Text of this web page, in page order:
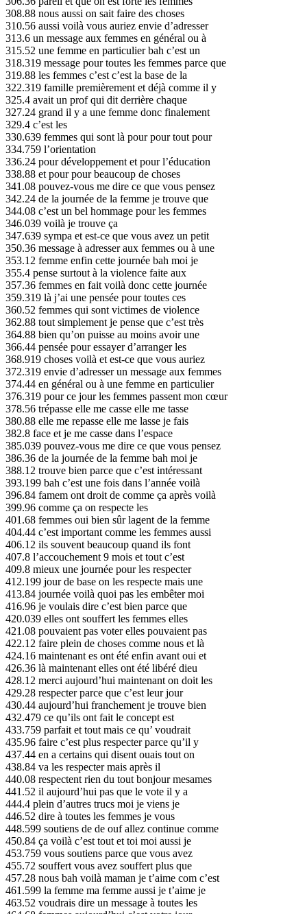
308.88 nous aussi on sait faire des choses
310.56 aussi voilà vous auriez envie d’adresser
313.6 un message aux femmes en général ou à
315.52 une femme en particulier bah c’est un
318.319 message pour toutes les femmes parce que
319.88 les femmes c’est c’est la base de la
322.319 famille premièrement et déjà comme il y
325.4 avait un prof qui dit derrière chaque
327.24 grand il y a une femme donc finalement
329.4 c’est les
330.639 femmes qui sont là pour pour tout pour
334.759 l’orientation
336.24 pour développement et pour l’éducation
338.88 et pour pour beaucoup de choses
341.08 pouvez-vous me dire ce que vous pensez
342.24 de la journée de la femme je trouve que
344.08 c’est un bel hommage pour les femmes
346.039 voilà je trouve ça
347.639 sympa et est-ce que vous avez un petit
350.36 message à adresser aux femmes ou à une
353.12 femme enfin cette journée bah moi je
355.4 pense surtout à la violence faite aux
357.36 femmes en fait voilà donc cette journée
359.319 là j’ai une pensée pour toutes ces
360.52 femmes qui sont victimes de violence
362.88 tout simplement je pense que c’est très
364.88 bien qu’on puisse au moins avoir une
366.44 pensée pour essayer d’arranger les
368.919 choses voilà et est-ce que vous auriez
372.319 envie d’adresser un message aux femmes
374.44 en général ou à une femme en particulier
376.319 pour ce jour les femmes passent mon cœur
378.56 trépasse elle me casse elle me tasse
380.88 elle me repasse elle me lasse je fais
382.8 face et je me casse dans l’espace
385.039 pouvez-vous me dire ce que vous pensez
386.36 de la journée de la femme bah moi je
388.12 trouve bien parce que c’est intéressant
393.199 bah c’est une fois dans l’année voilà
396.84 famem ont droit de comme ça après voilà
399.96 comme ça on respecte les
401.68 femmes oui bien sûr lagent de la femme
404.44 c’est important comme les femmes aussi
406.12 ils souvent beaucoup quand ils font
407.8 l’accouchement 9 mois et tout c’est
409.8 mieux une journée pour les respecter
412.199 jour de base on les respecte mais une
413.84 journée voilà quoi pas les embêter moi
416.96 je voulais dire c’est bien parce que
420.039 elles ont souffert les femmes elles
421.08 pouvaient pas voter elles pouvaient pas
422.12 faire plein de choses comme nous et là
424.16 maintenant es ont été enfin avant oui et
426.36 là maintenant elles ont été libéré dieu
428.12 merci aujourd’hui maintenant on doit les
429.28 respecter parce que c’est leur jour
430.44 aujourd’hui franchement je trouve bien
432.479 ce qu’ils ont fait le concept est
433.759 parfait et tout mais ce qu’ voudrait
435.96 faire c’est plus respecter parce qu’il y
437.44 en a certains qui disent ouais tout on
438.84 va les respecter mais après il
440.08 respectent rien du tout bonjour mesames
441.52 il aujourd’hui pas que le vote il y a
444.4 plein d’autres trucs moi je viens je
446.52 dire à toutes les femmes je vous
448.599 soutiens de de ouf allez continue comme
450.84 ça voilà c’est tout et toi moi aussi je
453.759 vous soutiens parce que vous avez
455.72 souffert vous avez souffert plus que
457.28 nous bah voilà maman je t’aime com c’est
461.599 la femme ma femme aussi je t’aime je
463.52 voudrais dire un message à toutes les